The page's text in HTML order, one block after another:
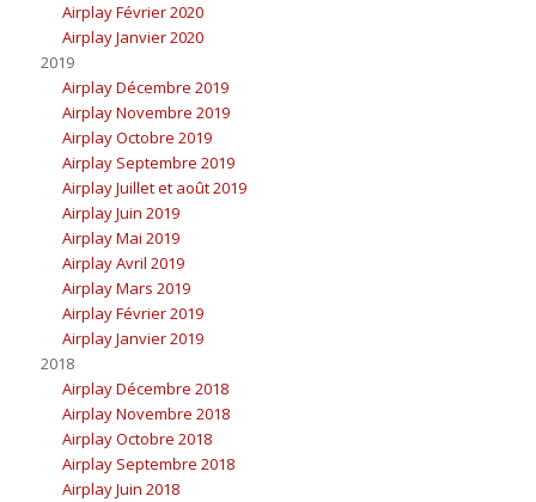
Airplay Février 2020
Airplay Janvier 2020
2019
Airplay Décembre 2019
Airplay Novembre 2019
Airplay Octobre 2019
Airplay Septembre 2019
Airplay Juillet et août 2019
Airplay Juin 2019
Airplay Mai 2019
Airplay Avril 2019
Airplay Mars 2019
Airplay Février 2019
Airplay Janvier 2019
2018
Airplay Décembre 2018
Airplay Novembre 2018
Airplay Octobre 2018
Airplay Septembre 2018
Airplay Juin 2018